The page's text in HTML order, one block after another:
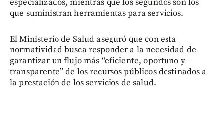
especializados, mientras que los segundos son los
que suministran herramientas para servicios.
El Ministerio de Salud aseguró que con esta
normatividad busca responder a la necesidad de
garantizar un flujo más “eficiente, oportuno y
transparente” de los recursos públicos destinados a
la prestación de los servicios de salud.